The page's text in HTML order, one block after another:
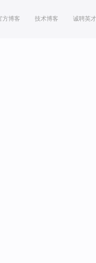
方博客 技术博客 诚聘英才